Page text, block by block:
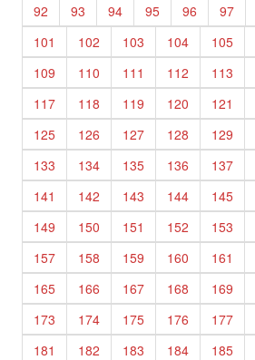
92
93 94 95 96 97
101
102 103 104 105
109
110 111 112 113
117
118 119 120 121
125
126 127 128 129
133
134 135 136 137
141
142 143 144 145
149
150 151 152 153
157
158 159 160 161
165
166 167 168 169
173
174 175 176 177
181
182 183 184 185